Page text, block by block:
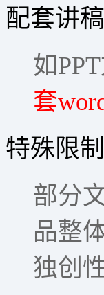
配套讲稿
如
套
特殊限制
部分
品整
独创